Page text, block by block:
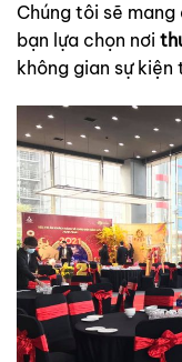
Chúng tôi sẽ
bạn lựa chọn nơi
không gian sự